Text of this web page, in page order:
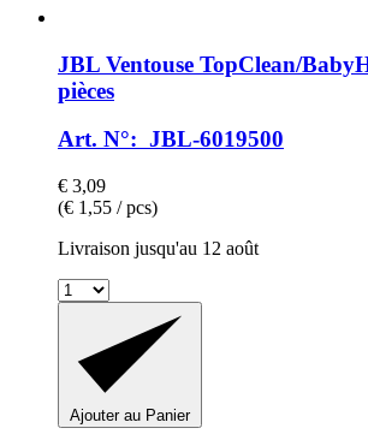
JBL Ventouse TopClean/
pièces
Art. N°: JBL-6019500
€ 3,09
(€ 1,55 / pcs)
Livraison jusqu'au 12 août
Ajouter au Panier